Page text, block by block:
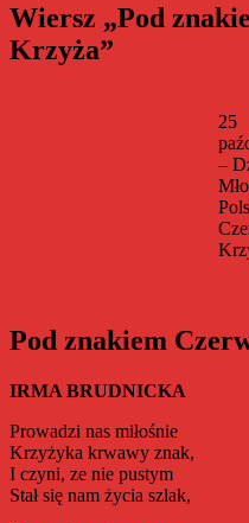
Wiersz „Pod
Krzyża”
25
–
Pod znakiem
IRMA BRUDNICKA
Prowadzi nas miłośnie
Krzyżyka krwawy znak,
I czyni, ze nie pustym
Stał się nam życia szlak,